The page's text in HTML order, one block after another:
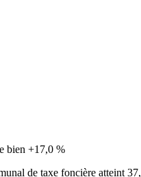
bien +17,0 %
de taxe foncière atteint